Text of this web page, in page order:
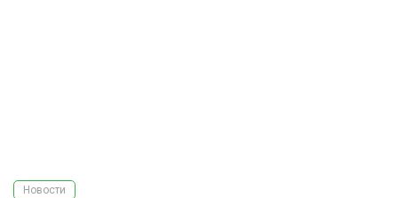
Новости